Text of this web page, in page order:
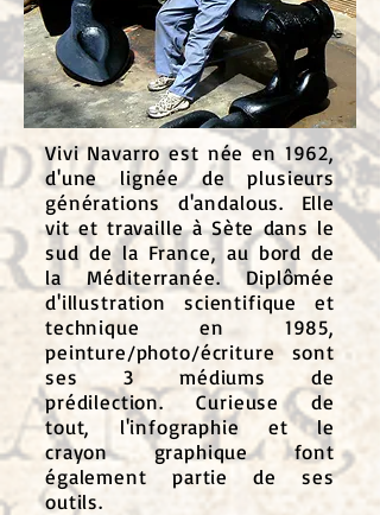
Vivi Navarro est née en 1962,
d'une lignée de plusieurs
générations d'andalous. Elle
vit et travaille à Sète dans le
sud de la France, au bord de
la Méditerranée. Diplômée
d'illustration scientifique et
technique en 1985,
peinture/photo/écriture sont
ses 3 médiums de
prédilection. Curieuse de
tout, l'infographie et le
crayon graphique font
également partie de ses
outils.